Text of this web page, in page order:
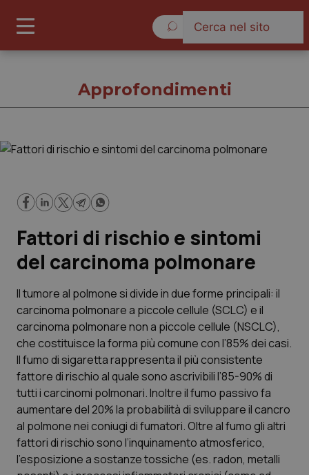
Cronache
Governo e Parlamento
Regioni e Asl
Lavoro e Professioni
Scienza e Farmaci
Studi e Analisi
Lettere al direttore
Edizioni Regionali
Approfondimenti
Fattori di rischio e sintomi
del carcinoma polmonare
Il tumore al polmone si divide in due forme principali: il
carcinoma polmonare a piccole cellule (SCLC) e il
carcinoma polmonare non a piccole cellule (NSCLC),
che costituisce la forma più comune con l’85% dei casi.
Il fumo di sigaretta rappresenta il più consistente
fattore di rischio al quale sono ascrivibili l’85-90% di
tutti i carcinomi polmonari. Inoltre il fumo passivo fa
aumentare del 20% la probabilità di sviluppare il cancro
al polmone nei coniugi di fumatori. Oltre al fumo gli altri
fattori di rischio sono l’inquinamento atmosferico,
l’esposizione a sostanze tossiche (es. radon, metalli